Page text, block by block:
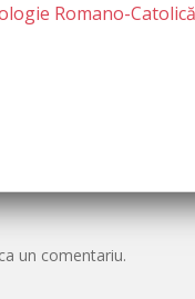
Romano-
un comentariu.